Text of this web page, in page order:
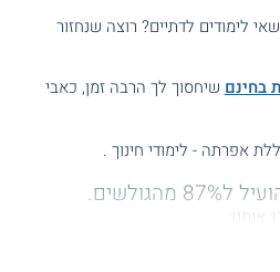
לימודים לדתיים? רוצה שנחזור
בחינם שיחסוך לך הרבה זמן, כאבי
אפרתה - לימודי חינוך .
אותנו: